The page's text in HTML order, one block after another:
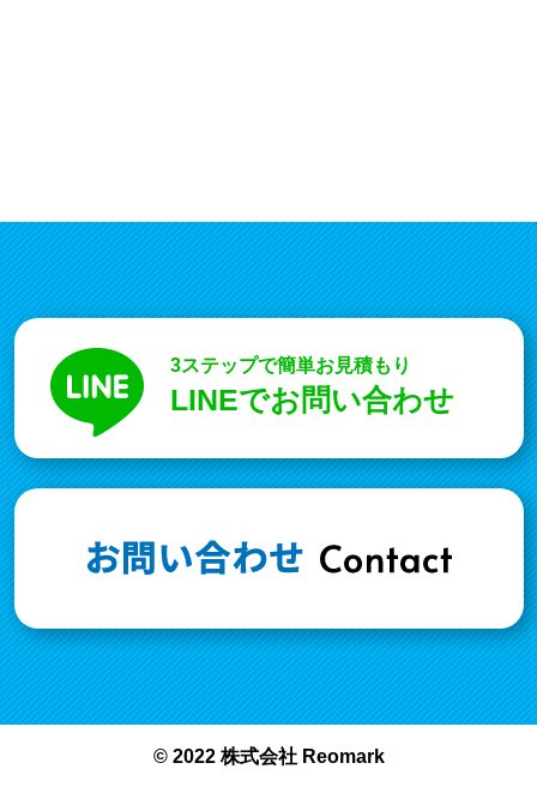
3ステップで簡単お見積もり
LINEでお問い合わせ
© 2022 株式会社 Reomark